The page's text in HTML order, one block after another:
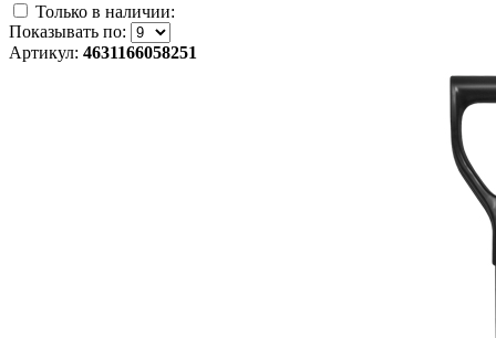
Только в наличии:
Показывать по:
Артикул: 4631166058251